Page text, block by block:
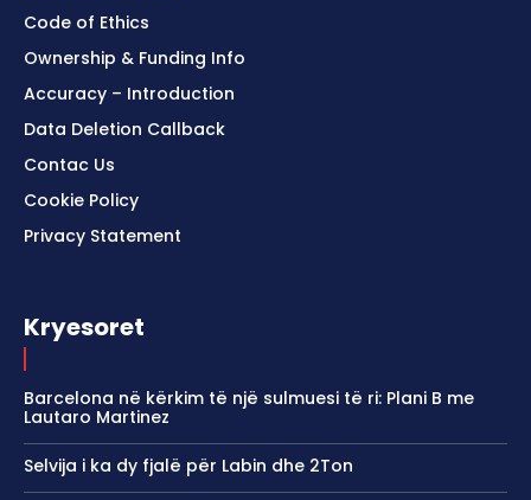
Code of Ethics
Ownership & Funding Info
Accuracy – Introduction
Data Deletion Callback
Contac Us
Cookie Policy
Privacy Statement
Kryesoret
Barcelona në kërkim të një sulmuesi të ri: Plani B me
Lautaro Martinez
Selvija i ka dy fjalë për Labin dhe 2Ton